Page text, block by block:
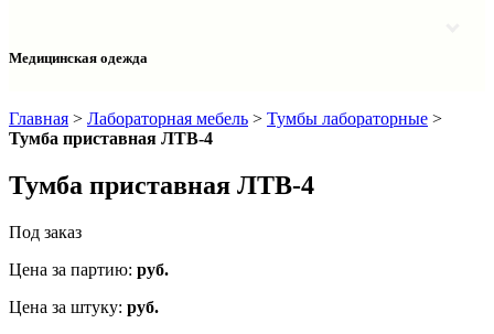
Шкафы колонки
Тумбы мойки лабораторные
Медицинская одежда
Главная > Лабораторная мебель > Тумбы лабораторные >
Тумба приставная ЛТВ-4
Тумба приставная ЛТВ-4
Под заказ
Цена за партию: руб.
Цена за штуку: руб.